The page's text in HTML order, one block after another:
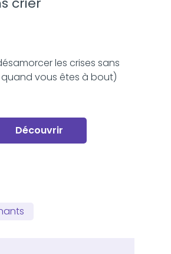
les crises sans
vous êtes à bout)
Découvrir